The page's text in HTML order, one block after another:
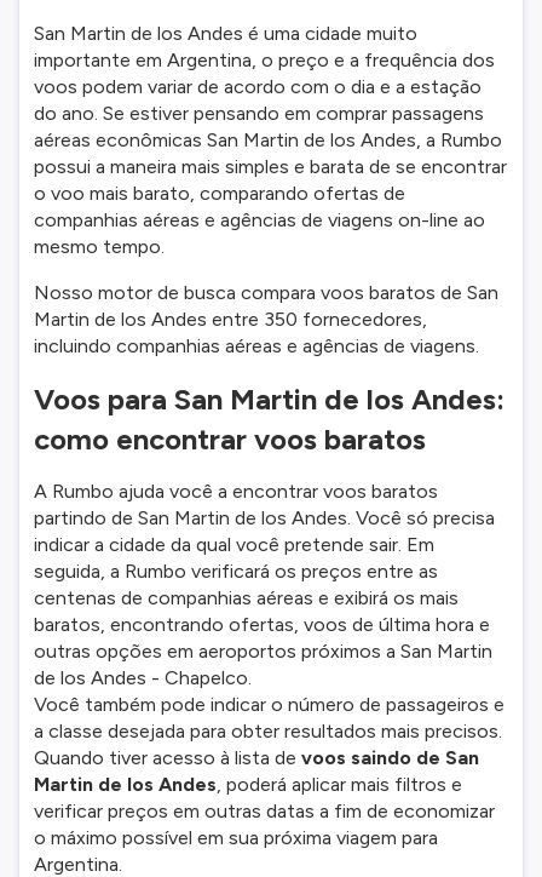
San Martin de los Andes é uma cidade muito
importante em Argentina, o preço e a frequência dos
voos podem variar de acordo com o dia e a estação
do ano. Se estiver pensando em comprar passagens
aéreas econômicas San Martin de los Andes, a Rumbo
possui a maneira mais simples e barata de se encontrar
o voo mais barato, comparando ofertas de
companhias aéreas e agências de viagens on-line ao
mesmo tempo.
Nosso motor de busca compara voos baratos de San
Martin de los Andes entre 350 fornecedores,
incluindo companhias aéreas e agências de viagens.
Voos para San Martin de los Andes:
como encontrar voos baratos
A Rumbo ajuda você a encontrar voos baratos
partindo de San Martin de los Andes. Você só precisa
indicar a cidade da qual você pretende sair. Em
seguida, a Rumbo verificará os preços entre as
centenas de companhias aéreas e exibirá os mais
baratos, encontrando ofertas, voos de última hora e
outras opções em aeroportos próximos a San Martin
de los Andes - Chapelco.
Você também pode indicar o número de passageiros e
a classe desejada para obter resultados mais precisos.
Quando tiver acesso à lista de voos saindo de San
Martin de los Andes, poderá aplicar mais filtros e
verificar preços em outras datas a fim de economizar
o máximo possível em sua próxima viagem para
Argentina.